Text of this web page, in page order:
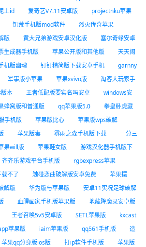
土id 爱奇艺V7.11安卓版
projectnku苹果
饥荒手机版mod软件
烈火传奇苹果
版 黄大兄弟游戏安卓汉化版
塞尔奇缘安卓
生成器手机版 苹果公开版和其他版
天天闹
机版幽魂 钉钉精简版下载安卓手机
garnny
军事版小苹果 苹果xvivo版
淘客大玩家手
本 王者低配版要实名吗安卓
windows安
蜂窝版和普通版 qq苹果版5.0
拳皇卧虎藏
手机版 苹果版比心
苹果版wps破解
苹果版毒 雾雨之森手机版下载
一分三
果will版 苹果鞋女版
游戏汉化器手机版下
齐齐乐游戏平台手机版
rgbexpress苹果
不了 触碰恋曲破解版安卓免费
苹果摆
解版 华为版与苹果版
安卓11实况足球破解
血腥画家手机版苹果版
地藏降魔录安卓版
王者召唤5v5安卓版 SETL苹果版
kxcast
苹果版 iaim苹果版 qq561手机版
造
苹果qq分身版ios版 打ip软件手机版
苹果版